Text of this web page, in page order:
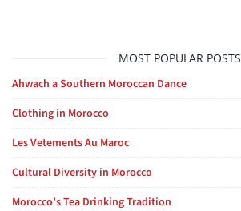
MOST POPULAR POSTS
Ahwach a Southern Moroccan Dance
Clothing in Morocco
Les Vetements Au Maroc
Cultural Diversity in Morocco
Morocco’s Tea Drinking Tradition